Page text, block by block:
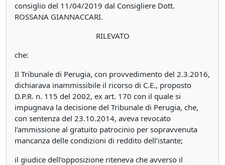
consiglio del 11/04/2019 dal Consigliere Dott.
ROSSANA GIANNACCARI.
RILEVATO
che:
Il Tribunale di Perugia, con provvedimento del 2.3.2016,
dichiarava inammissibile il ricorso di C.E., proposto
D.P.R. n. 115 del 2002, ex art. 170 con il quale si
impugnava la decisione del Tribunale di Perugia, che,
con sentenza del 23.10.2014, aveva revocato
l’ammissione al gratuito patrocinio per sopravvenuta
mancanza delle condizioni di reddito dell’istante;
il giudice dell’opposizione riteneva che avverso il